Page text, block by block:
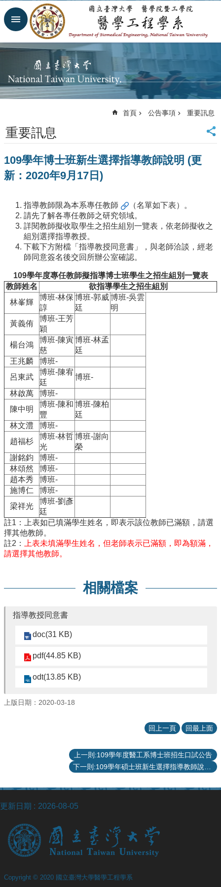
跳到主要內容區塊
進
搜
首
頁
導
覽
大
頁
大
醫
院
學
工
學
院
聯
絡
我
們
意
見
信
箱
English
公
告
事
項
關
於
醫
工
課
程
教
學
醫
首頁 公告事項 重要訊息
重要訊息
109學年博士班新生選擇指導教師說明 (更
新：2020年9月17日)
指導教師限為本系專任教師
（名單如下表）。
請先了解各專任教師之研究領域。
詳閱教師擬收取學生之招生組別一覽表，依老師擬收之
組別選擇指導教授。
下載下方附檔「指導教授同意書」，與老師洽談，經老
師同意簽名後交回所辦公室確認。
109學年度專任教師擬指導博士班學生之招生組別一覽表
教師姓名
欲指導學生之招生組別
林峯輝
博班-林保
諄
博班-郭威
廷
博班-吳雲
明
黃義侑
博班-王芳
穎
楊台鴻
博班-陳寅
慈
博班-林孟
廷
王兆麟
博班-
呂東武
博班-陳宥
廷
博班-
林啟萬
博班-
陳中明
博班-陳和
豐
博班-陳柏
廷
林文澧
博班-
趙福杉
博班-林哲
光
博班-謝向
榮
謝銘鈞
博班-
林頌然
博班-
趙本秀
博班-
施博仁
博班-
梁祥光
博班-劉彥
廷
註1：上表如已填滿學生姓名，即表示該位教師已滿額，請選
擇其他教師。
註2：
上表未填滿學生姓名，但老師表示已滿額，即為額滿，
請選擇其他教師。
相關檔案
指導教授同意書
doc(31 KB)
pdf(44.85 KB)
odt(13.85 KB)
上版日期：2020-03-18
回上一頁 回最上面
上一則:109學年度醫工系博士班招生口試公告
下一則:109學年碩士班新生選擇指導教師說明 (更新：2020年9月17日)
更新日期 2026-08-05
Copyright © 2020 國立臺灣大學醫學工程學系